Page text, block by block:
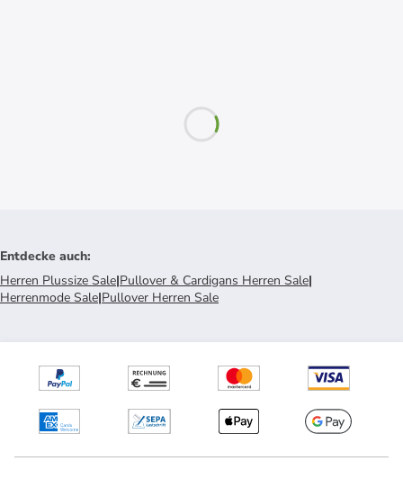
Entdecke auch:
Herren Plussize Sale|Pullover & Cardigans Herren Sale|
Herrenmode Sale|Pullover Herren Sale